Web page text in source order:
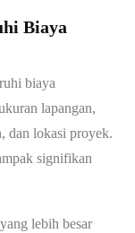
Biaya
biaya
lapangan,
dan lokasi proyek.
signifikan
lebih besar